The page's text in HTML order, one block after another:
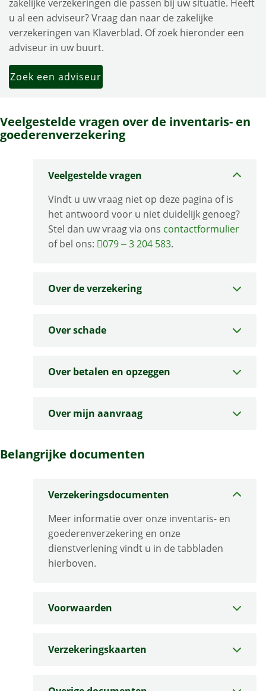
zakelijke verzekeringen die passen bij uw situatie. Heeft
u al een adviseur? Vraag dan naar de zakelijke
verzekeringen van Klaverblad. Of zoek hieronder een
adviseur in uw buurt.
Zoek een adviseur
Veelgestelde vragen over de inventaris- en
goederenverzekering
Veelgestelde vragen
Vindt u uw vraag niet op deze pagina of is
het antwoord voor u niet duidelijk genoeg?
Stel dan uw vraag via ons contactformulier
of bel ons:
079 – 3 204 583.
Over de verzekering
Over schade
Over betalen en opzeggen
Over mijn aanvraag
Belangrijke documenten
Verzekeringsdocumenten
Meer informatie over onze inventaris- en
goederenverzekering en onze
dienstverlening vindt u in de tabbladen
hierboven.
Voorwaarden
Verzekeringskaarten